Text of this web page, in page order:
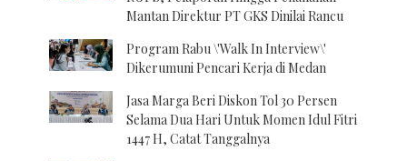
Mantan Direktur PT GKS Dinilai Rancu
Program Rabu \'Walk In Interview\'
Dikerumuni Pencari Kerja di Medan
Jasa Marga Beri Diskon Tol 30 Persen
Selama Dua Hari Untuk Momen Idul Fitri
1447 H, Catat Tanggalnya